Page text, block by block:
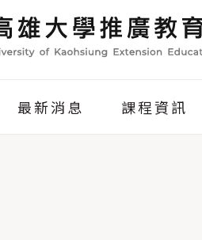
最新消息 課程資訊